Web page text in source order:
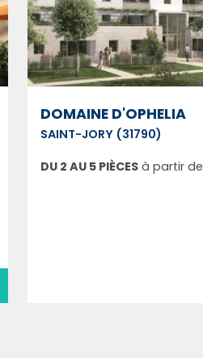
DOMAINE D'OPHELIA
SAINT-JORY (31790)
DU 2 AU 5 PIÈCES à partir de